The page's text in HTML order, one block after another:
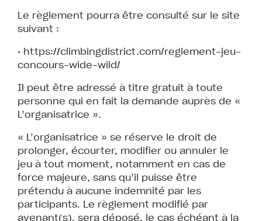
Le règlement pourra être consulté sur le site
suivant :
• https://climbingdistrict.com/reglement-jeu-
concours-wide-wild/
Il peut être adressé à titre gratuit à toute
personne qui en fait la demande auprès de «
L’organisatrice ».
« L’organisatrice » se réserve le droit de
prolonger, écourter, modifier ou annuler le
jeu à tout moment, notamment en cas de
force majeure, sans qu’il puisse être
prétendu à aucune indemnité par les
participants. Le règlement modifié par
avenant(s), sera déposé, le cas échéant à la